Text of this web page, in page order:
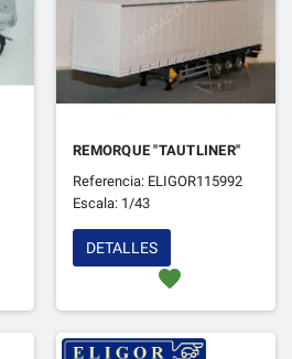
REMORQUE "TAUTLINER"
Referencia: ELIGOR115992
Escala: 1/43
favorite
DETALLES